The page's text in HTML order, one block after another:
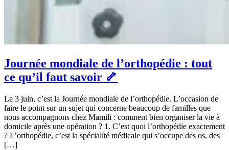
Journée mondiale de l’orthopédie : tout
ce qu’il faut savoir 🦴
Le 3 juin, c’est la Journée mondiale de l’orthopédie. L’occasion de
faire le point sur un sujet qui concerne beaucoup de familles que
nous accompagnons chez Mamili : comment bien organiser la vie à
domicile après une opération ? 1. C’est quoi l’orthopédie exactement
? L’orthopédie, c’est la spécialité médicale qui s’occupe des os, des
[…]